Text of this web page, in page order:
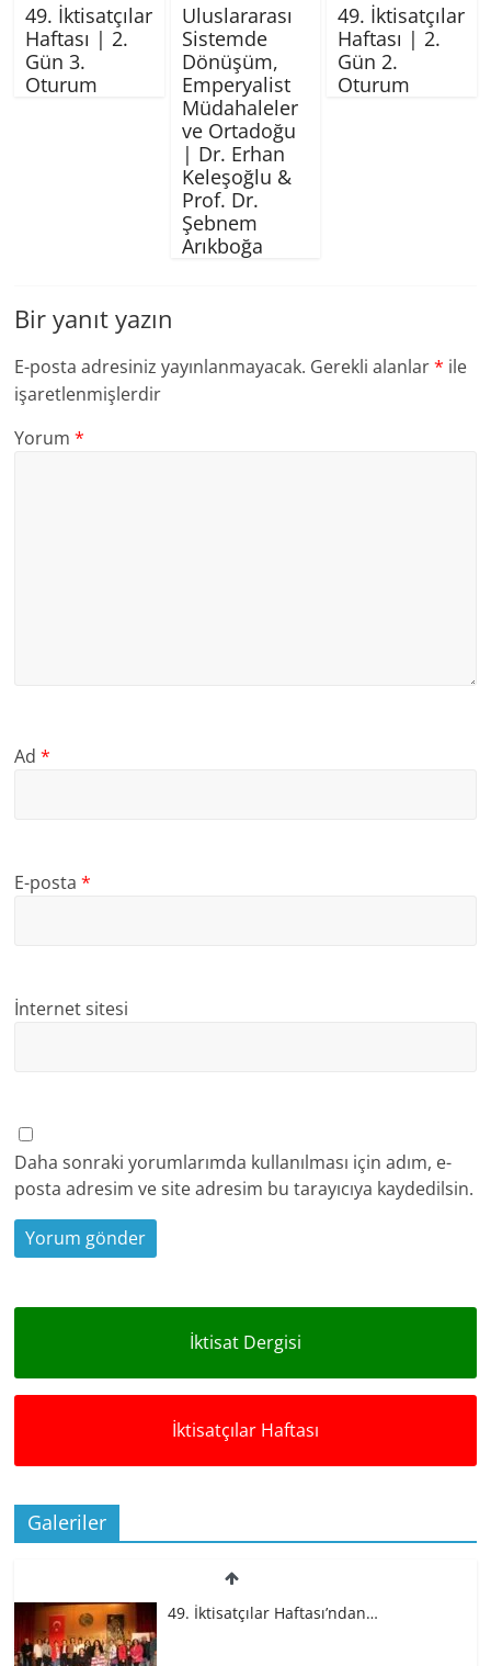
49. İktisatçılar
Haftası | 2.
Gün 3.
Oturum
Uluslararası
Sistemde
Dönüşüm,
Emperyalist
Müdahaleler
ve Ortadoğu
| Dr. Erhan
Keleşoğlu &
Prof. Dr.
Şebnem
Arıkboğa
49. İktisatçılar
Haftası | 2.
Gün 2.
Oturum
Bir yanıt yazın
E-posta adresiniz yayınlanmayacak. Gerekli alanlar* ile
işaretlenmişlerdir
Yorum*
Ad*
E-posta*
İnternet sitesi
Daha sonraki yorumlarımda kullanılması için adım, e-
posta adresim ve site adresim bu tarayıcıya kaydedilsin.
İktisat Dergisi
İktisatçılar Haftası
Galeriler
49. İktisatçılar Haftası’ndan…